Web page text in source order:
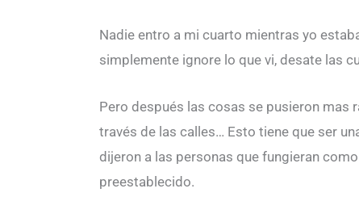
Nadie entro a mi cuarto mientras yo
simplemente ignore lo que vi, desate las
Pero después las cosas se pusieron mas
través de las calles… Esto tiene que ser
dijeron a las personas que fungieran
preestablecido.